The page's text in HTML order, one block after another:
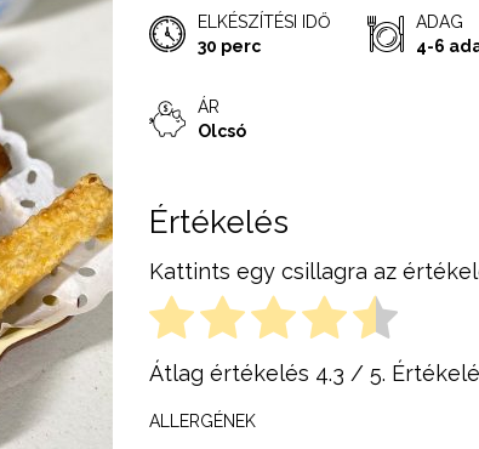
ELKÉSZÍTÉSI IDŐ
30 perc
ADAG
4-6
ÁR
Olcsó
Értékelés
Kattints egy csillagra az
Átlag értékelés 4.3 / 5.
ALLERGÉNEK